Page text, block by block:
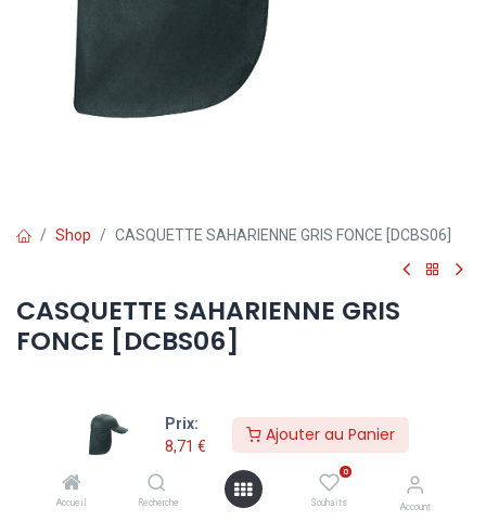
Prix:
8,71 €
Ajouter au Panier
Accueil Recherche
0
Souhaits Account
Shop CASQUETTE SAHARIENNE GRIS FONCE [DCBS06]
CASQUETTE SAHARIENNE GRIS
FONCE [DCBS06]
TVA comprise
Ajouter au Panier